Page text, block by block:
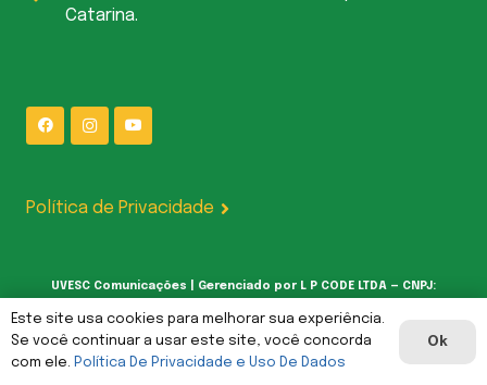
Catarina.
Política de Privacidade
UVESC Comunicações | Gerenciado por L P CODE LTDA — CNPJ:
62.387.377/0001-00
Este site usa cookies para melhorar sua experiência.
Se você continuar a usar este site, você concorda
com ele. Política De Privacidade e Uso De Dados
Ok